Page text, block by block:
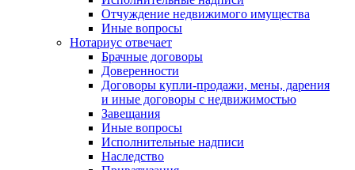
Отчуждение недвижимого имущества
Иные вопросы
Нотариус отвечает
Брачные договоры
Доверенности
Договоры купли-продажи, мены, дарения
и иные договоры с недвижимостью
Завещания
Иные вопросы
Исполнительные надписи
Наследство